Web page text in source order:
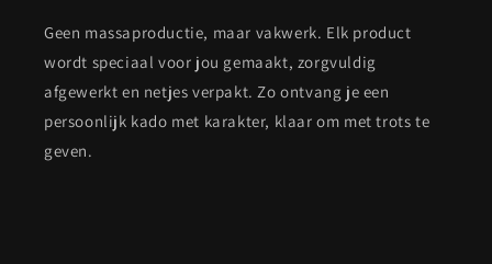
Geen massaproductie, maar vakwerk. Elk product
wordt speciaal voor jou gemaakt, zorgvuldig
afgewerkt en netjes verpakt. Zo ontvang je een
persoonlijk kado met karakter, klaar om met trots te
geven.